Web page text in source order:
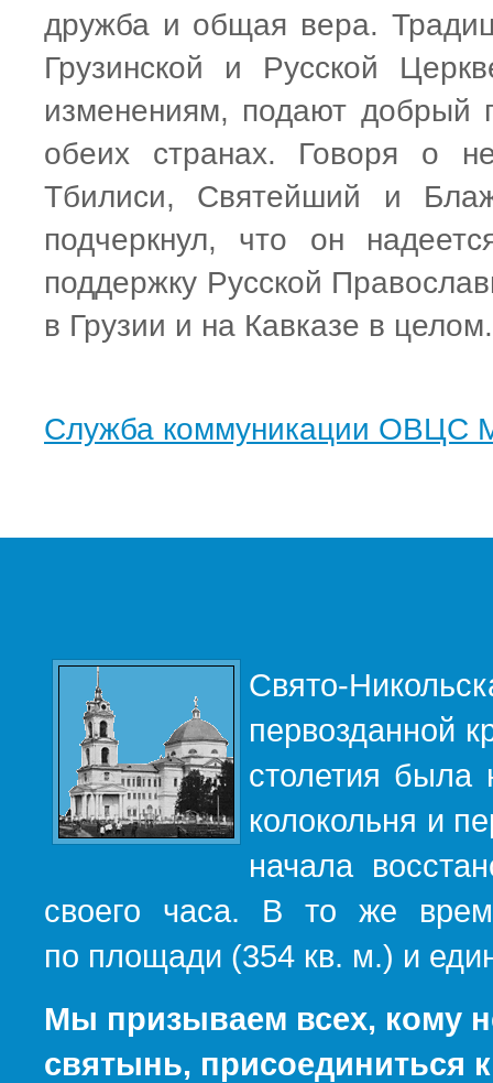
дружба и общая вера.
Грузинской и Русской
изменениям, подают добрый
обеих странах. Говоря о
Тбилиси, Святейший и
подчеркнул, что он
поддержку Русской
в Грузии и на Кавказе в целом.
Служба коммуникации ОВЦС
Свято-
первозданной
столетия была
колокольня и
начала
своего часа. В то же
по площади (354 кв. м.) и
Мы призываем всех, кому
святынь, присоединиться